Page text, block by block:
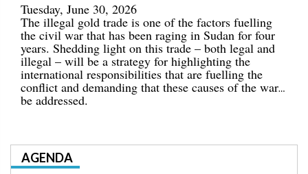
Tuesday, June 30, 2026
The illegal gold trade is one of the factors fuelling
the civil war that has been raging in Sudan for four
years. Shedding light on this trade – both legal and
illegal – will be a strategy for highlighting the
international responsibilities that are fuelling the
conflict and demanding that these causes of the war
be addressed.
AGENDA